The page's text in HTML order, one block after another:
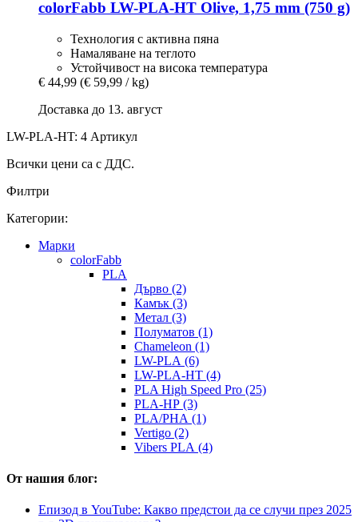
colorFabb LW-​PLA-​HT Olive, 1,75 mm (750 g)
Технология с активна пяна
Намаляване на теглото
Устойчивост на висока температура
€ 44,99 (€ 59,99 / kg)
Доставка до 13. август
LW-PLA-HT: 4 Артикул
Всички цени са с ДДС.
Филтри
Категории:
Mарки
colorFabb
PLA
Дърво (2)
Камък (3)
Метал (3)
Полуматов (1)
Chameleon (1)
LW-PLA (6)
LW-PLA-HT (4)
PLA High Speed Pro (25)
PLA-HP (3)
PLA/PHA (1)
Vertigo (2)
Vibers PLA (4)
От нашия блог:
Епизод в YouTube: Какво предстои да се случи през 2025